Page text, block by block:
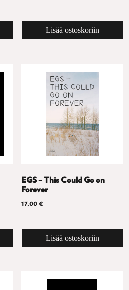
Lisää ostoskoriin
EGS – This Could Go on
Forever
17,00€
Lisää ostoskoriin